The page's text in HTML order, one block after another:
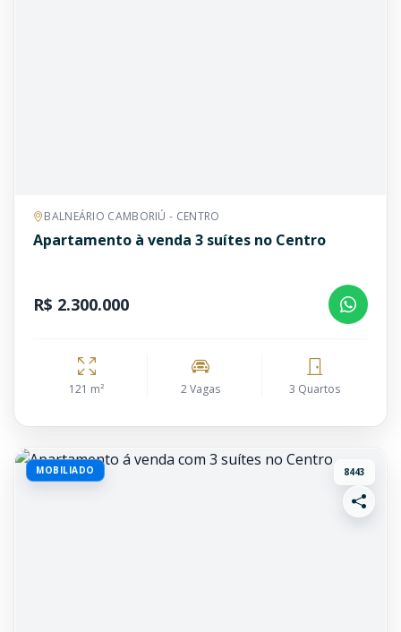
BALNEÁRIO CAMBORIÚ - CENTRO
Apartamento à venda 3 suítes no Centro
R$ 2.300.000
121 m² 2 Vagas 3 Quartos
MOBILIADO 8443